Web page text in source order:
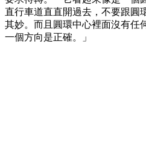
直行車道直直開過去，不要跟圓
其妙。而且圓環中心裡面沒有任
一個方向是正確。」